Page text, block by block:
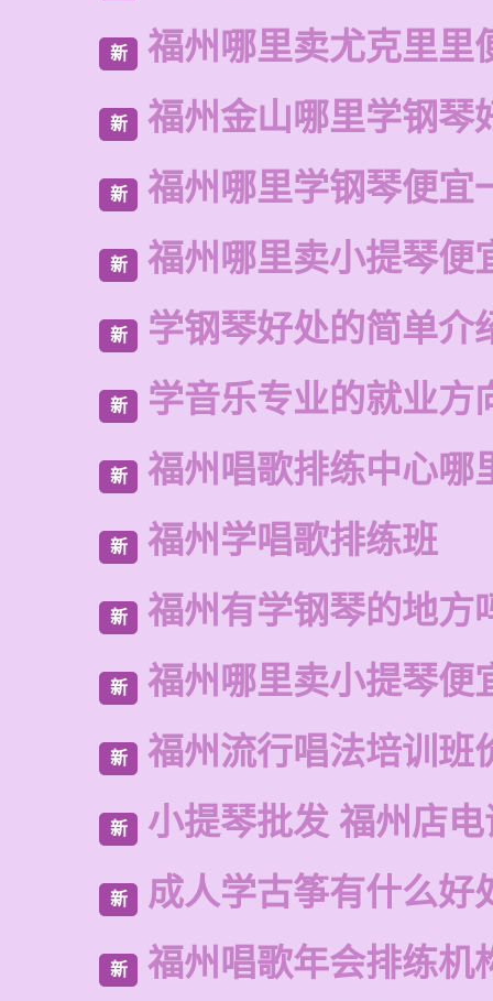
新 福州哪里卖尤克里里
新 福州金山哪里学钢琴
新 福州哪里学钢琴便宜
新 福州哪里卖小提琴便
新 学钢琴好处的简单介
新 学音乐专业的就业方
新 福州唱歌排练中心哪
新 福州学唱歌排练班
新 福州有学钢琴的地方
新 福州哪里卖小提琴便
新 福州流行唱法培训班
新 小提琴批发 福州店
新 成人学古筝有什么好
新 福州唱歌年会排练机